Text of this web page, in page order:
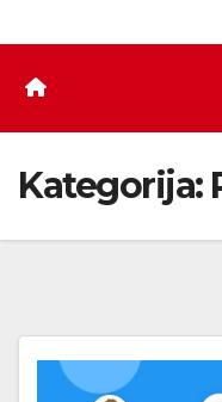
Kategorija: